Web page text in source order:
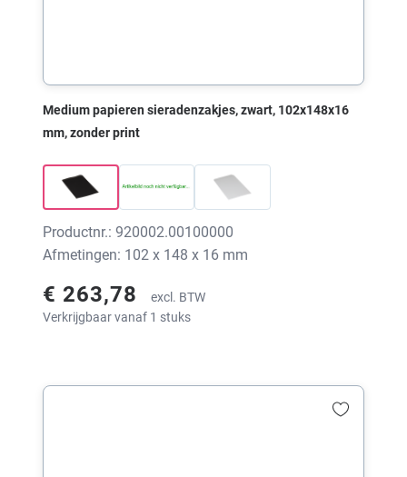
Medium papieren sieradenzakjes, zwart, 102x148x16
mm, zonder print
Productnr.: 920002.00100000
Afmetingen: 102 x 148 x 16 mm
€ 263,78
excl. BTW
Verkrijgbaar vanaf 1 stuks